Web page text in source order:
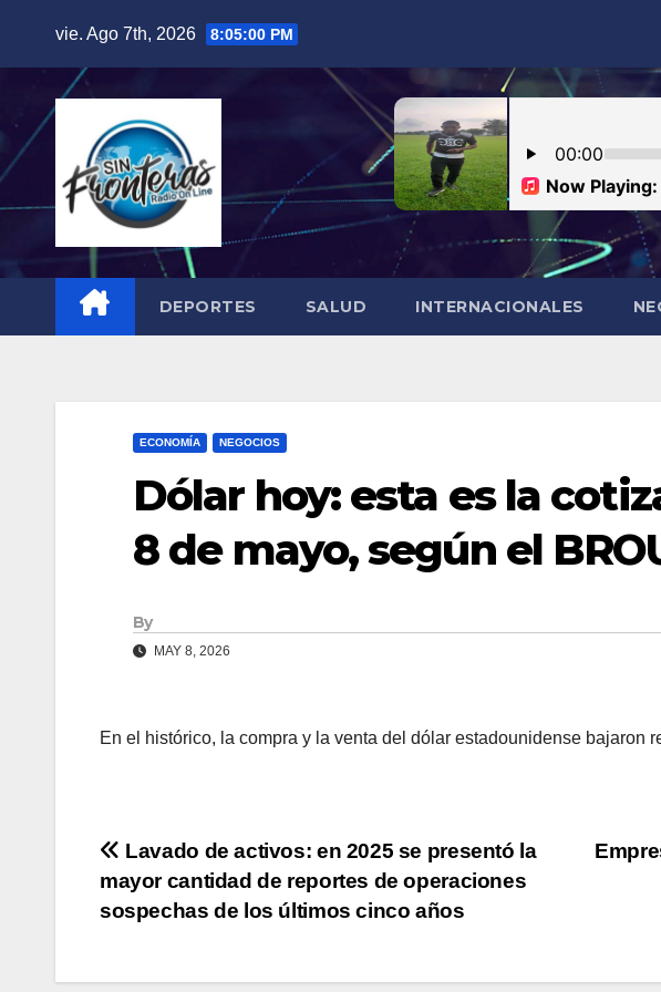
vie. Ago 7th, 2026 8:05:01 PM
DEPORTES SALUD INTERNACIONALES
ECONOMÍA NEGOCIOS
Dólar hoy: esta es la
8 de mayo, según el
By
MAY 8, 2026
En el histórico, la compra y la venta del dólar estadounidense
Navegación
de
Lavado de activos: en 2025 se presentó la
mayor cantidad de reportes de operaciones
sospechas de los últimos cinco años